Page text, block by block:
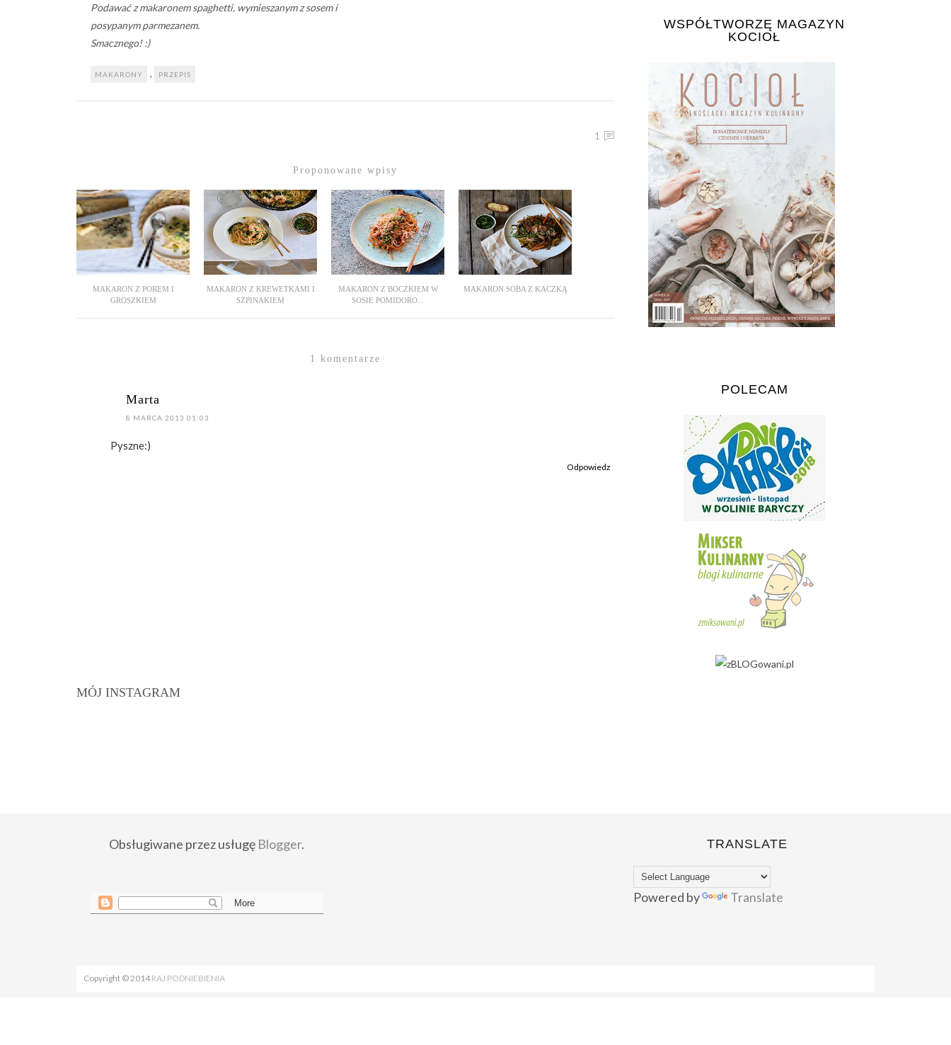
Podawać z makaronem spaghetti, wymieszanym z sosem i
posypanym parmezanem.
Smacznego! :)
MAKARONY , PRZEPIS
1
Proponowane wpisy
MAKARON Z POREM I
GROSZKIEM
MAKARON Z KREWETKAMI I
SZPINAKIEM
MAKARON Z BOCZKIEM W
SOSIE POMIDORO...
MAKARON SOBA Z KACZKĄ
1 komentarze
Marta
8 MARCA 2013 01:03
Pyszne:)
Odpowiedz
MÓJ INSTAGRAM
WSPÓŁTWORZĘ MAGAZYN
KOCIOŁ
POLECAM
Obsługiwane przez usługę Blogger. TRANSLATE
Powered by Translate
Copyright © 2014 RAJ PODNIEBIENIA